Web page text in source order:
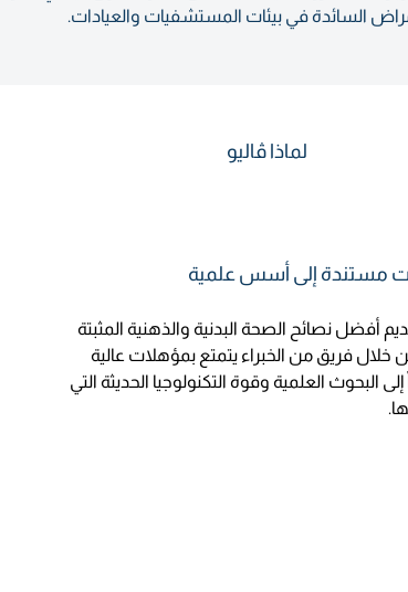
السائدة في بيئات المستشفيات والعيادات.
لماذا ڤاليو
مستندة إلى أسس علمية
أفضل نصائح الصحة البدنية والذهنية المثبتة
خلال فريق من الخبراء يتمتع بمؤهلات عالية
إلى البحوث العلمية وقوة التكنولوجيا الحديثة التي